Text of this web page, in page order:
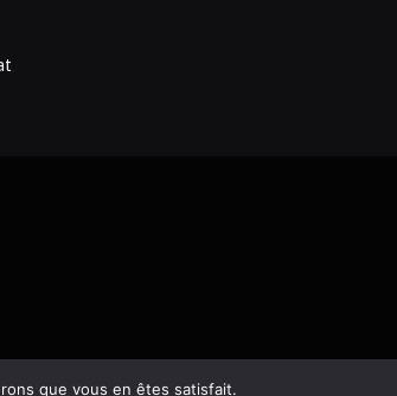
que vous en êtes satisfait.